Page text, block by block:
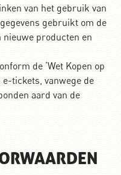
van het gebruik van
gebruikt om de
nieuwe producten en
de ‘Wet Kopen op
e-tickets, vanwege de
aard van de